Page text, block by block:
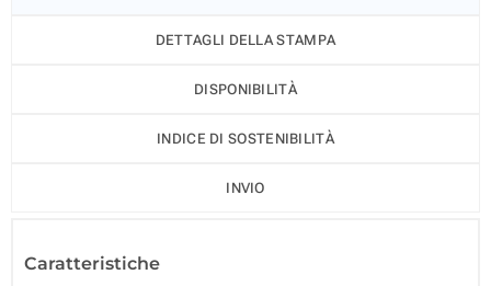
DETTAGLI DELLA STAMPA
DISPONIBILITÀ
INDICE DI SOSTENIBILITÀ
INVIO
Caratteristiche